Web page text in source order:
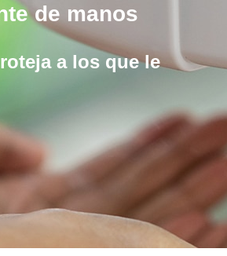
de manos
a los que le